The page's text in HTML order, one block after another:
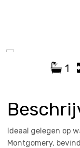
1
Ideaal gelegen op
Montgomery,